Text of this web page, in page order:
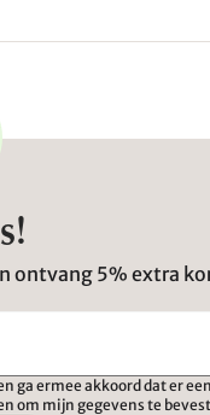
ontvang 5% extra
ga ermee akkoord dat er
om mijn gegevens te